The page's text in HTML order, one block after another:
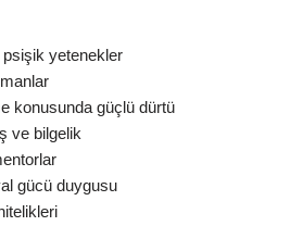
yetenekler
konusunda güçlü dürtü
ve bilgelik
gücü duygusu